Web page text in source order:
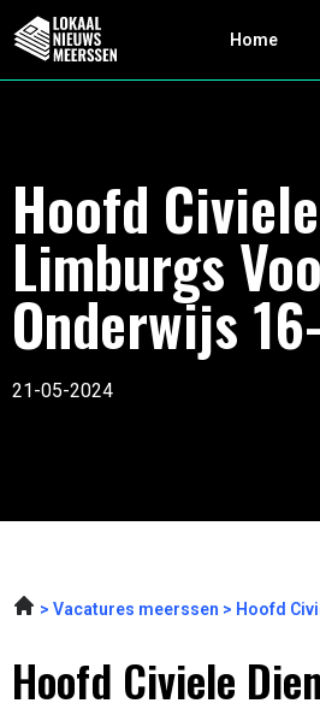
Home
Hoofd
Limburgs
Onderwijs
21-05-2024
Vacatures meerssen Hoofd
Hoofd Civiele